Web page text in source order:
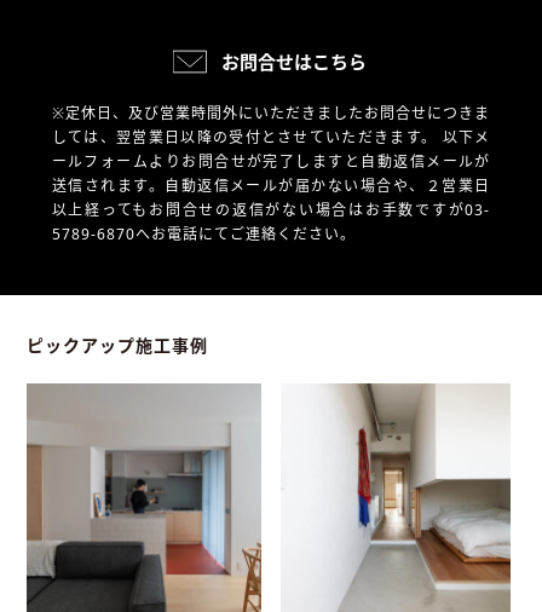
お問合せはこちら
※定休日、及び営業時間外にいただきましたお問合せにつきま
しては、翌営業日以降の受付とさせていただきます。 以下メ
ールフォームよりお問合せが完了しますと自動返信メールが
送信されます。自動返信メールが届かない場合や、
２営業日
以上経ってもお問合せの返信がない場合はお手数ですが03-
5789-6870へお電話にてご連絡ください。
ピックアップ施工事例